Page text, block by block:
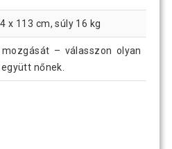
x 113 cm, súly 16 kg
– válasszon olyan
nőnek.